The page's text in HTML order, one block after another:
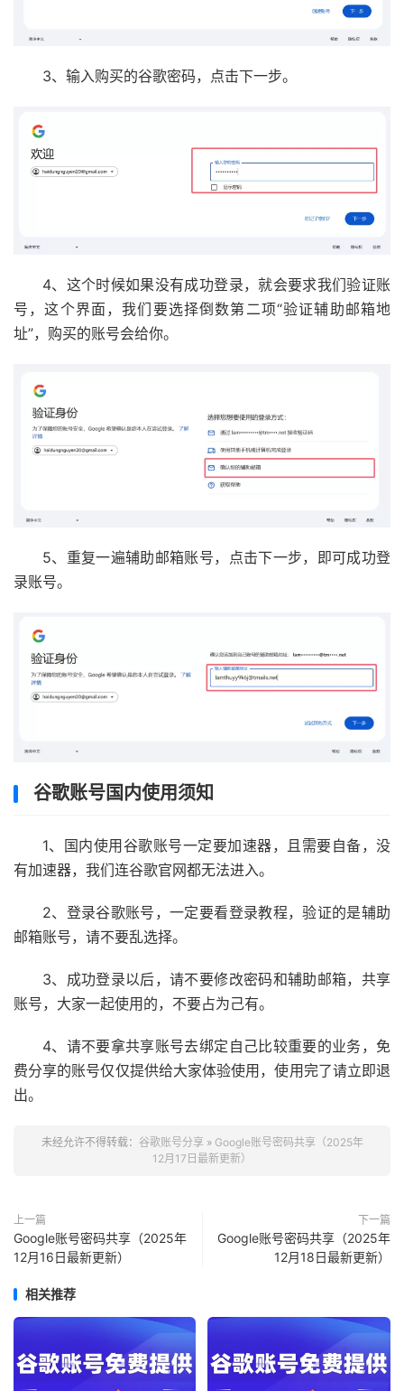
3、输入购买的谷歌密码，点击下一步。
4、这个时候如果没有成功登录，就会要求我们验证账
号，这个界面，我们要选择倒数第二项“验证辅助邮箱地
址”，购买的账号会给你。
5、重复一遍辅助邮箱账号，点击下一步，即可成功登
录账号。
谷歌账号国内使用须知
1、国内使用谷歌账号一定要加速器，且需要自备，没
有加速器，我们连谷歌官网都无法进入。
2、登录谷歌账号，一定要看登录教程，验证的是辅助
邮箱账号，请不要乱选择。
3、成功登录以后，请不要修改密码和辅助邮箱，共享
账号，大家一起使用的，不要占为己有。
4、请不要拿共享账号去绑定自己比较重要的业务，免
费分享的账号仅仅提供给大家体验使用，使用完了请立即退
出。
未经允许不得转载： 谷歌账号分享 » Google账号密码共享（2025年
12月17日最新更新）
上一篇
Google账号密码共享（2025年
12月16日最新更新）
下一篇
Google账号密码共享（2025年
12月18日最新更新）
相关推荐